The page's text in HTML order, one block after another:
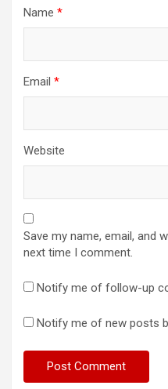
Name *
Email *
Website
Save my name, email, and
next time I comment.
Notify me of follow-up
Notify me of new posts